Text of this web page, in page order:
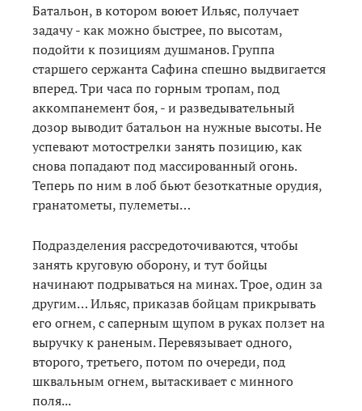
Батальон, в котором воюет Ильяс, получает
задачу - как можно быстрее, по высотам,
подойти к позициям душманов. Группа
старшего сержанта Сафина спешно выдвигается
вперед. Три часа по горным тропам, под
аккомпанемент боя, - и разведывательный
дозор выводит батальон на нужные высоты. Не
успевают мотострелки занять позицию, как
снова попадают под массированный огонь.
Теперь по ним в лоб бьют безоткатные орудия,
гранатометы, пулеметы…
Подразделения рассредоточиваются, чтобы
занять круговую оборону, и тут бойцы
начинают подрываться на минах. Трое, один за
другим… Ильяс, приказав бойцам прикрывать
его огнем, с саперным щупом в руках ползет на
выручку к раненым. Перевязывает одного,
второго, третьего, потом по очереди, под
шквальным огнем, вытаскивает с минного
поля...